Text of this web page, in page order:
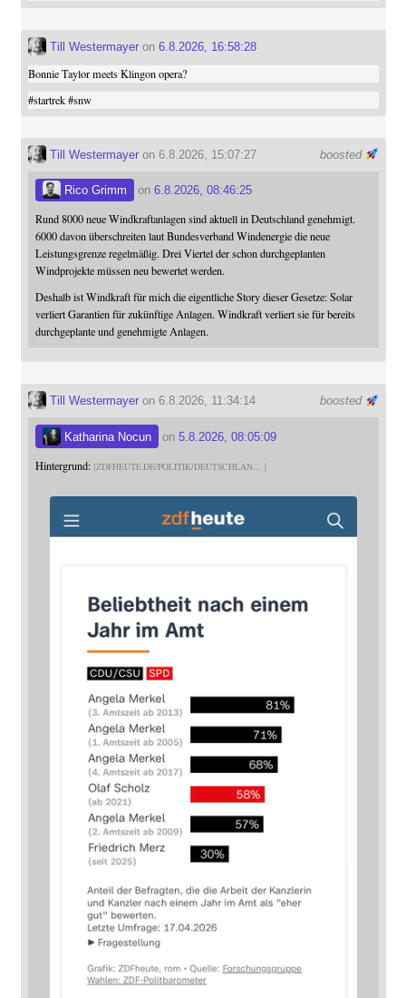
Till Westermayeron 6.8.2026, 16:58:28
Bonnie Taylor meets Klingon opera?
#startrek #snw
boosted
Till Westermayeron 6.8.2026, 15:07:27
Rico Grimm on 6.8.2026, 08:46:25
Rund 8000 neue Windkraftanlagen sind aktuell in Deutschland genehmigt.
6000 davon überschreiten laut Bundesverband Windenergie die neue
Leistungsgrenze regelmäßig. Drei Viertel der schon durchgeplanten
Windprojekte müssen neu bewertet werden.
Deshalb ist Windkraft für mich die eigentliche Story dieser Gesetze: Solar
verliert Garantien für zukünftige Anlagen. Windkraft verliert sie für bereits
durchgeplante und genehmigte Anlagen.
boosted
Till Westermayeron 6.8.2026, 11:34:14
Katharina Nocun on 5.8.2026, 08:05:09
Hintergrund: ZDFHEUTE.DE/POLITIK/DEUTSCHLAN